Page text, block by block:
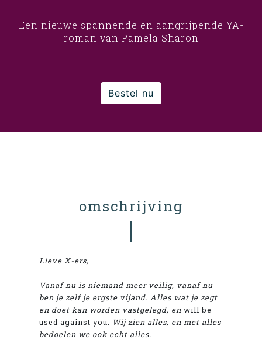
Een nieuwe spannende en aangrijpende YA-
roman van Pamela Sharon
Bestel nu
omschrijving
Lieve X-ers,
Vanaf nu is niemand meer veilig, vanaf nu
ben je zelf je ergste vijand. Alles wat je zegt
en doet kan worden vastgelegd, enwill be
used against you. Wij zien alles, en met alles
bedoelen we ook echt alles.